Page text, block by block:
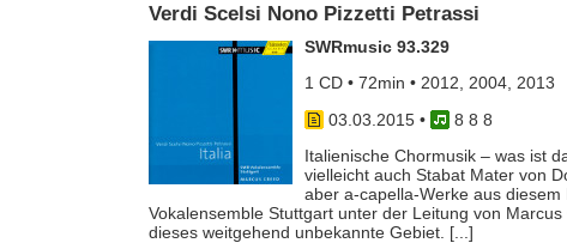
Verdi Scelsi Nono Pizzetti Petrassi
SWRmusic 93.329
1 CD • 72min • 2012, 2004, 2013
03.03.2015•
8 8 8
Italienische Chormusik – was ist
vielleicht auch Stabat Mater von
aber a-capella-Werke aus
Vokalensemble Stuttgart unter der Leitung von
dieses weitgehend unbekannte Gebiet. [...]